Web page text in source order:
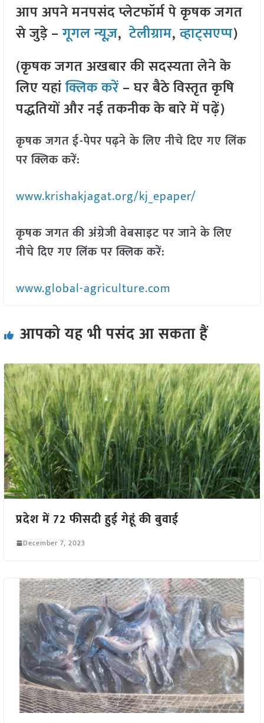
आप अपने मनपसंद प्लेटफॉर्म पे कृषक जगत
से जुड़े –गूगल न्यूज़,टेलीग्राम,व्हाट्सएप्प)
(कृषक जगत अखबार की सदस्यता लेने के
लिए यहांक्लिक करें– घर बैठे विस्तृत कृषि
पद्धतियों और नई तकनीक के बारे में पढ़ें)
कृषक जगत ई-पेपर पढ़ने के लिए नीचे दिए गए लिंक
पर क्लिक करें:
www.krishakjagat.org/kj_epaper/
कृषक जगत की अंग्रेजी वेबसाइट पर जाने के लिए
नीचे दिए गए लिंक पर क्लिक करें:
www.global-agriculture.com
आपको यह भी पसंद आ सकता हैं
प्रदेश में 72 फीसदी हुई गेहूं की बुवाई
December 7, 2023